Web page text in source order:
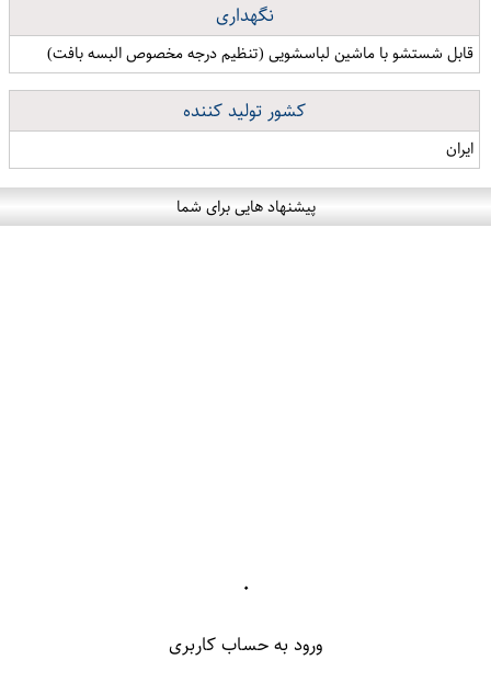
نگهداری
قابل شستشو با ماشین لباسشویی (تنظیم درجه مخصوص البسه بافت)
کشور تولید کننده
ایران
پیشنهاد هایی برای شما
۰
ورود به حساب کاربری